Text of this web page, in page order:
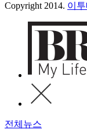
Copyright 2014. 이
전체뉴스